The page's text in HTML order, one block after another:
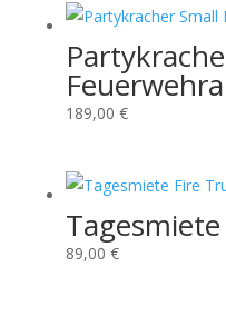
189,00 €
89,00 €